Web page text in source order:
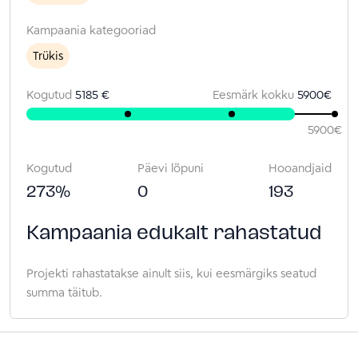
Kampaania kategooriad
Trükis
Kogutud 5185 € Eesmärk kokku 5900€
5900€
Kogutud
273%
Päevi lõpuni
0
Hooandjaid
193
Kampaania edukalt rahastatud
Projekti rahastatakse ainult siis, kui eesmärgiks seatud
summa täitub.